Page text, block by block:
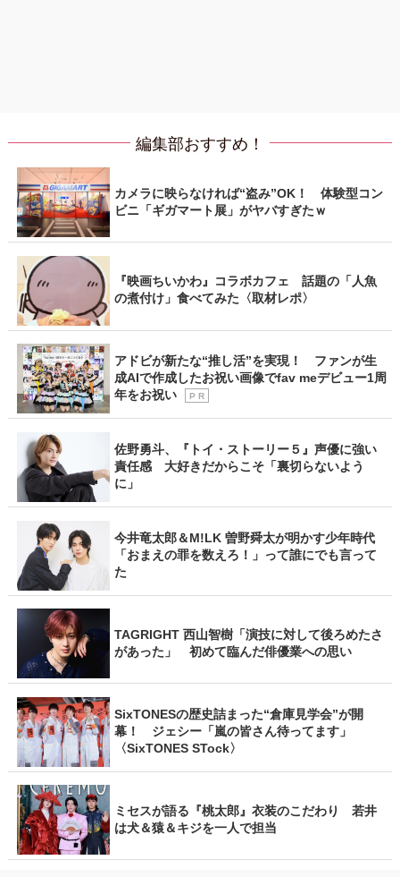
編集部おすすめ！
カメラに映らなければ“盗み”OK！ 体験型コン
ビニ「ギガマート展」がヤバすぎたｗ
『映画ちいかわ』コラボカフェ 話題の「人魚
の煮付け」食べてみた〈取材レポ〉
アドビが新たな“推し活”を実現！ ファンが生
成AIで作成したお祝い画像でfav meデビュー1周
年をお祝い
P R
佐野勇斗、『トイ・ストーリー５』声優に強い
責任感 大好きだからこそ「裏切らないよう
に」
今井竜太郎＆M!LK 曽野舜太が明かす少年時代
「おまえの罪を数えろ！」って誰にでも言って
た
TAGRIGHT 西山智樹「演技に対して後ろめたさ
があった」 初めて臨んだ俳優業への思い
SixTONESの歴史詰まった“倉庫見学会”が開
幕！ ジェシー「嵐の皆さん待ってます」
〈SixTONES STock〉
ミセスが語る『桃太郎』衣装のこだわり 若井
は犬＆猿＆キジを一人で担当